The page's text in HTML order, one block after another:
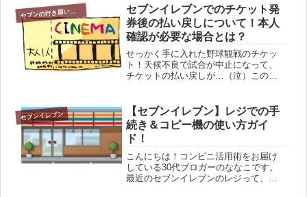
ンの年賀状印刷サービス。カタログか
らデザインを選び、気軽に年賀状印刷
を申...
セブンの行き届いた気配り
セブンイレブンでのチケット発
券後の払い戻しについて！本人
確認が必要な場合とは？
せっかく手に入れた野球観戦のチケッ
ト！天候不良で試合が中止になって、
チケットの払い戻しが…（泣）このよ
ブンイレブンでも、いろいろなチケッ
トを発券するサービスがあります。や
は...
セブンイレブン
【セブンイレブン】レジでの手
続き＆コピー機の使い方ガイ
ド！
こんにちは！コンビニ活用術をお届け
している30代ブロガーのななこです。
最近のセブンイレブンのレジって、昔